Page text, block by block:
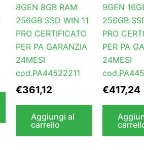
8GEN 8GB RAM
256GB SSD WIN 11
PRO CERTIFICATO
PER PA GARANZIA
24MESI
cod.PA44522211
€361,12
Aggiungi al
carrello
9GEN
256GB
PRO
PER PA
24MESI
€417,24